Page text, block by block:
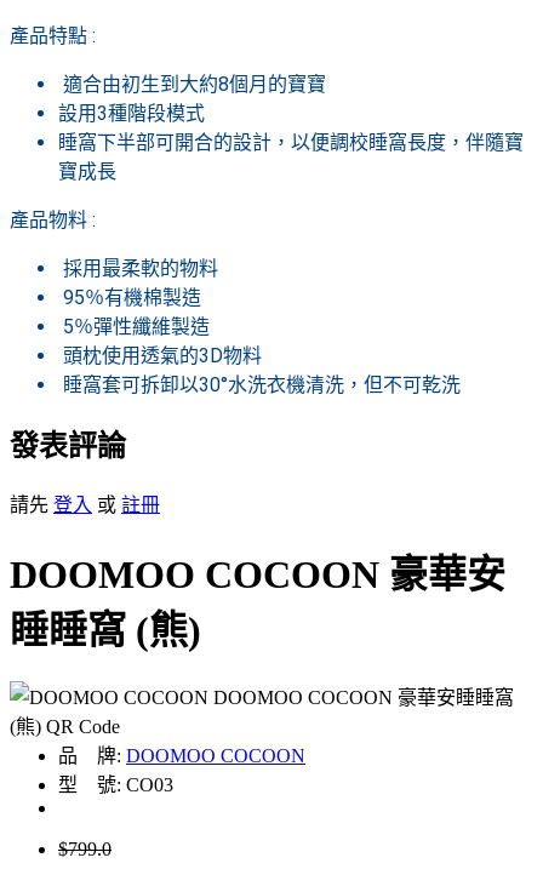
產品特點 :
適合由初生到大約8個月的寶寶
設用3種階段模式
睡窩下半部可開合的設計，以便調校睡窩長度，伴隨寶
寶成長
產品物料 :
採用最柔軟的物料
95％有機棉製造
5％彈性纖維製造
頭枕使用透氣的3D物料
睡窩套可拆卸以30°水洗衣機清洗，但不可乾洗
發表評論
請先 登入 或 註冊
DOOMOO COCOON 豪華安
睡睡窩 (熊)
品 牌: DOOMOO COCOON
型 號: CO03
$799.0